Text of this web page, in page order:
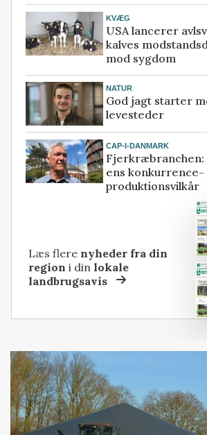
KVÆG
USA lancerer
kalves
mod sygdom
NATUR
God jagt starter
levesteder
CAP-I-DANMARK
ens konkurrence-
produktionsvilkår
Læs flere nyheder fra din
region i dinlokale
landbrugsavis